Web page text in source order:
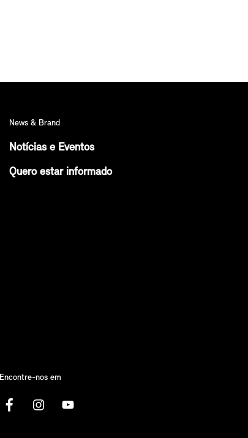
News & Brand
Notícias e Eventos
Quero estar informado
Encontre-nos em